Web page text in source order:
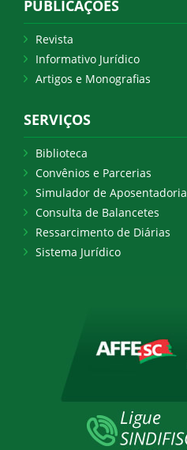
PUBLICAÇÕES
Revista
Informativo Jurídico
Artigos e Monografias
SERVIÇOS
Biblioteca
Convênios e Parcerias
Simulador de Aposentadoria
Consulta de Balancetes
Ressarcimento de Diárias
Sistema Jurídico